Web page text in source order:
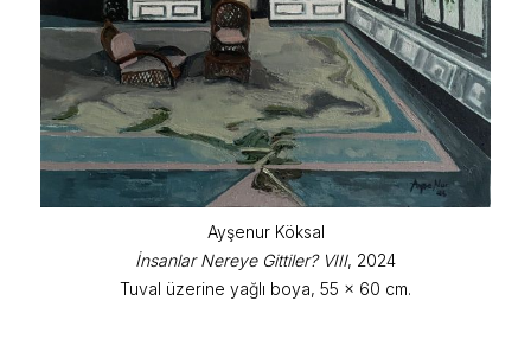
Ayşenur Köksal
İnsanlar Nereye Gittiler? VIII, 2024
Tuval üzerine yağlı boya, 55 x 60 cm.